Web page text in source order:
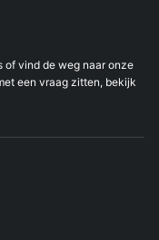
of vind de weg naar onze
een vraag zitten, bekijk